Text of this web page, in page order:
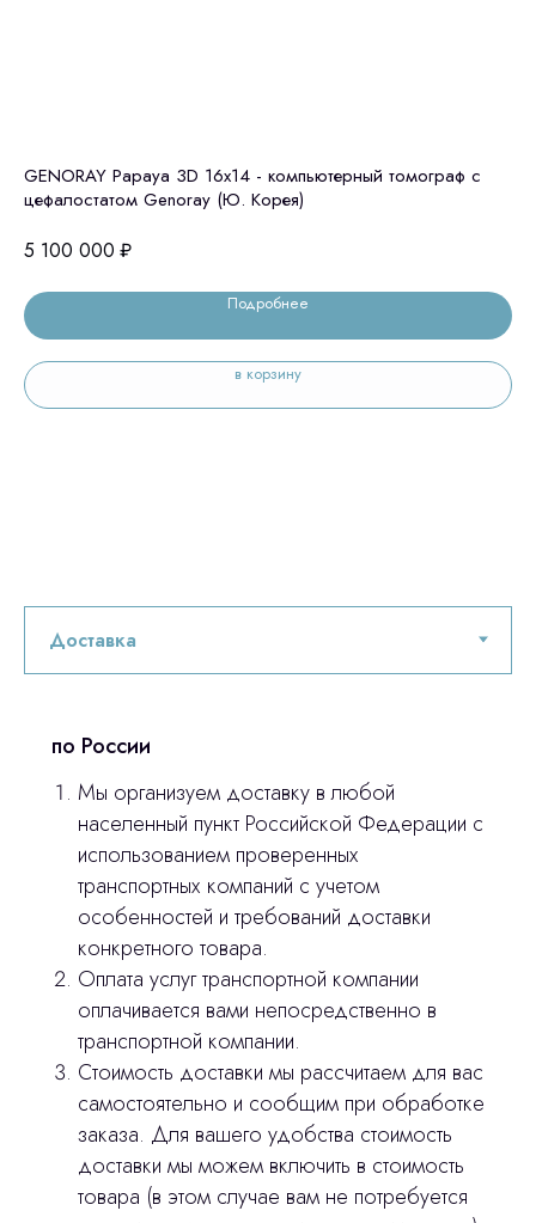
GENORAY Papaya 3D 16x14 - компьютерный томограф с
цефалостатом Genoray (Ю. Корея)
5 100 000 ₽
Подробнее
в корзину
по России
Мы организуем доставку в любой
населенный пункт Российской Федерации с
использованием проверенных
транспортных компаний с учетом
особенностей и требований доставки
конкретного товара.
Оплата услуг транспортной компании
оплачивается вами непосредственно в
транспортной компании.
Стоимость доставки мы рассчитаем для вас
самостоятельно и сообщим при обработке
заказа. Для вашего удобства стоимость
доставки мы можем включить в стоимость
товара (в этом случае вам не потребуется
Остались вопросы
оставьте контакты, мы свяжемся и
ответим на все вопросы
© 2024 ЛС Дентал Групп